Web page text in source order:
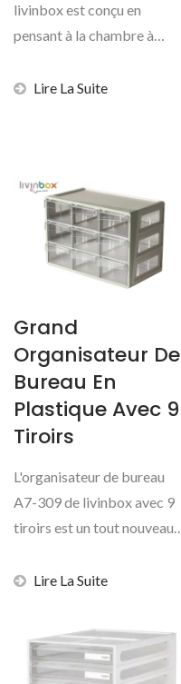
livinbox est conçu en
pensant à la chambre à
Lire La Suite
Grand
Organisateur De
Bureau En
Plastique Avec 9
Tiroirs
L'organisateur de bureau
A7-309 de livinbox avec 9
tiroirs est un tout nouveau
Lire La Suite